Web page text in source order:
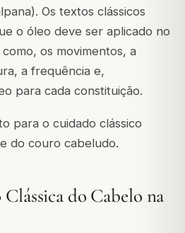
Os textos clássicos
o óleo deve ser aplicado no
os movimentos, a
a frequência e,
para cada constituição.
para o cuidado clássico
do couro cabeludo.
do Cabelo na